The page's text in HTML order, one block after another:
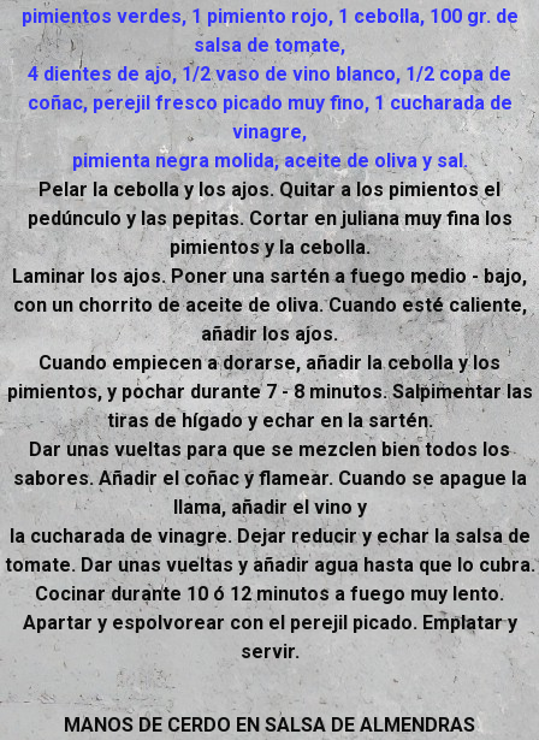
pimientos verdes, 1 pimiento rojo, 1 cebolla, 100 gr. de
salsa de tomate,
4 dientes de ajo, 1/2 vaso de vino blanco, 1/2 copa de
coñac, perejil fresco picado muy fino, 1 cucharada de
vinagre,
pimienta negra molida, aceite de oliva y sal.
Pelar la cebolla y los ajos. Quitar a los pimientos el
pedúnculo y las pepitas. Cortar en juliana muy fina los
pimientos y la cebolla.
Laminar los ajos. Poner una sartén a fuego medio - bajo,
con un chorrito de aceite de oliva. Cuando esté caliente,
añadir los ajos.
Cuando empiecen a dorarse, añadir la cebolla y los
pimientos, y pochar durante 7 - 8 minutos. Salpimentar las
tiras de hígado y echar en la sartén.
Dar unas vueltas para que se mezclen bien todos los
sabores. Añadir el coñac y flamear. Cuando se apague la
llama, añadir el vino y
la cucharada de vinagre. Dejar reducir y echar la salsa de
tomate. Dar unas vueltas y añadir agua hasta que lo cubra.
Cocinar durante 10 ó 12 minutos a fuego muy lento.
Apartar y espolvorear con el perejil picado. Emplatar y
servir.
MANOS DE CERDO EN SALSA DE ALMENDRAS